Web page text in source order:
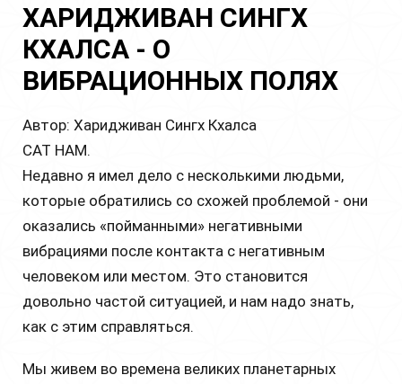
д
е
с
ХАРИДЖИВАН СИНГХ
КХАЛСА - О
ВИБРАЦИОННЫХ ПОЛЯХ
Автор: Харидживан Сингх Кхалса
САТ НАМ.
Недавно я имел дело с несколькими людьми,
которые обратились со схожей проблемой - они
оказались «пойманными» негативными
вибрациями после контакта с негативным
человеком или местом. Это становится
довольно частой ситуацией, и нам надо знать,
как с этим справляться.
Мы живем во времена великих планетарных